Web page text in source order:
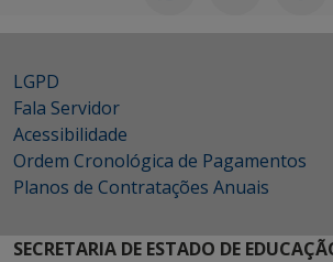
LGPD
Fala Servidor
Acessibilidade
Ordem Cronológica de Pagamentos
Planos de Contratações Anuais
SECRETARIA DE ESTADO DE